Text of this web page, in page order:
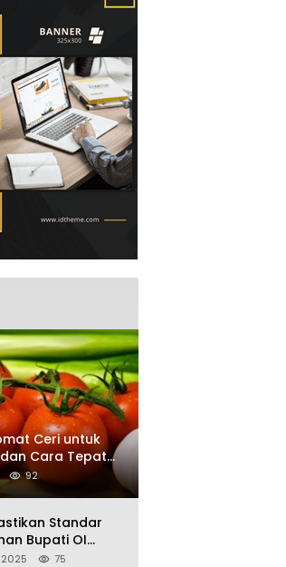
Ceri untuk
Cara Tepat
92
Standar
Bupati OI
75